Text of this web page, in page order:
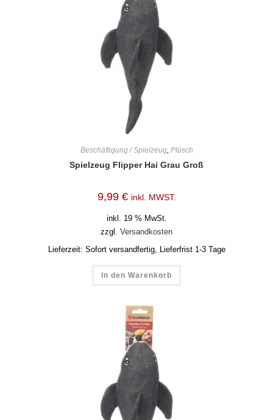
Beschäftigung / Spielzeug, Plüsch
Spielzeug Flipper Hai Grau Groß
9,99 € inkl. MWST.
inkl. 19 % MwSt.
zzgl. Versandkosten
Lieferzeit: Sofort versandfertig, Lieferfrist 1-3 Tage
In den Warenkorb